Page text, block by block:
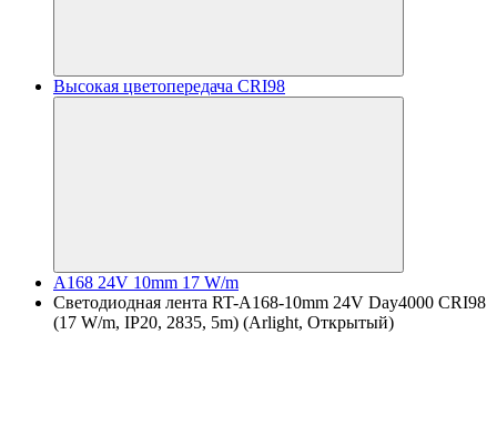
Высокая цветопередача CRI98
A168 24V 10mm 17 W/m
Светодиодная лента RT-A168-10mm 24V Day4000 CRI98
(17 W/m, IP20, 2835, 5m) (Arlight, Открытый)